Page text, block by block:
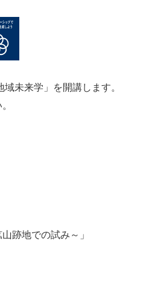
未来学」を開講します。
跡地での試み～」